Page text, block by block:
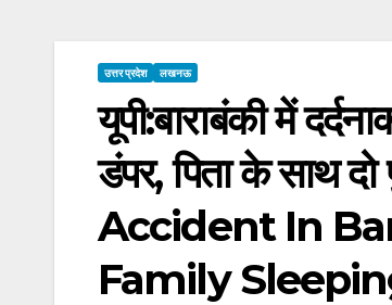
उत्तर प्रदेश लखनऊ
यूपी:बाराबंकी में
डंपर, पिता के साथ
Accident In
Family